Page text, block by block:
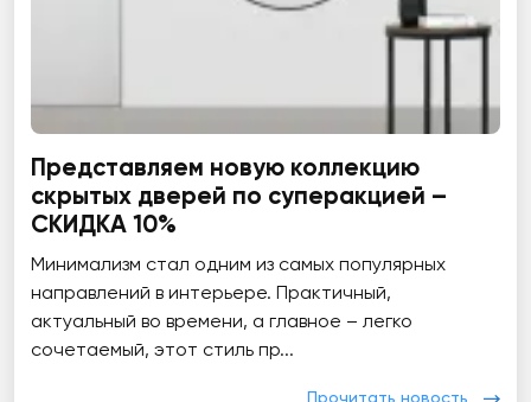
Представляем новую коллекцию
скрытых дверей по суперакцией –
СКИДКА 10%
Минимализм стал одним из самых популярных
направлений в интерьере. Практичный,
актуальный во времени, а главное – легко
сочетаемый, этот стиль пр...